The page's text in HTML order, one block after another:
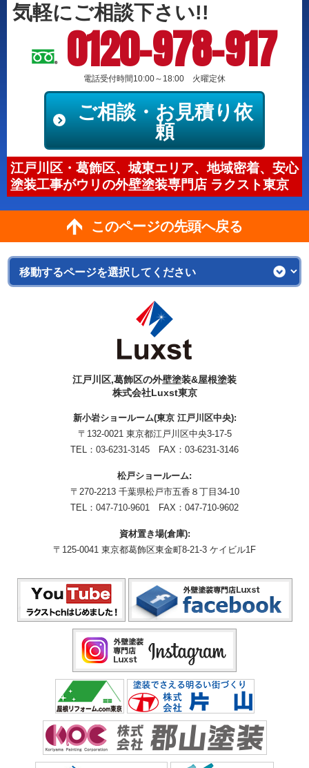
気軽にご相談下さい!!
0120-978-917
電話受付時間10:00～18:00 火曜定休
ご相談・お見積り依
頼
江戸川区・葛飾区、城東エリア、地域密着、安心
塗装工事がウリの外壁塗装専門店 ラクスト東京
このページの先頭へ戻る
江戸川区,葛飾区の外壁塗装&屋根塗装
株式会社Luxst東京
新小岩ショールーム(東京 江戸川区中央):
〒132-0021 東京都江戸川区中央3-17-5
TEL： 03-6231-3145 FAX：03-6231-3146
松戸ショールーム:
〒270-2213 千葉県松戸市五香８丁目34-10
TEL： 047-710-9601 FAX：047-710-9602
資材置き場(倉庫):
〒125-0041 東京都葛飾区東金町8-21-3 ケイビル1F